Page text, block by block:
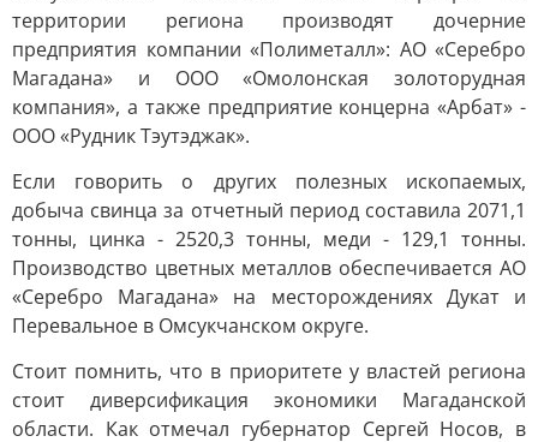
территории региона производят дочерние
предприятия компании «Полиметалл»: АО «Серебро
Магадана» и ООО «Омолонская золоторудная
компания», а также предприятие концерна «Арбат» -
ООО «Рудник Тэутэджак».
Если говорить о других полезных ископаемых,
добыча свинца за отчетный период составила 2071,1
тонны, цинка - 2520,3 тонны, меди - 129,1 тонны.
Производство цветных металлов обеспечивается АО
«Серебро Магадана» на месторождениях Дукат и
Перевальное в Омсукчанском округе.
Стоит помнить, что в приоритете у властей региона
стоит диверсификация экономики Магаданской
области. Как отмечал губернатор Сергей Носов, в